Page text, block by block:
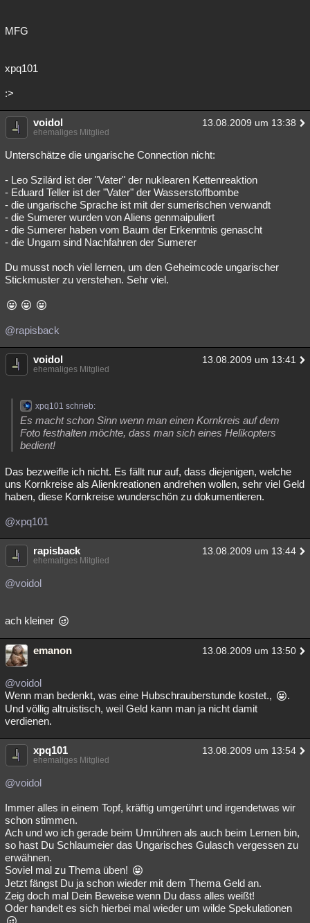
MFG
xpq101
:>
voidol 13.08.2009 um 13:38
ehemaliges Mitglied
Unterschätze die ungarische Connection nicht:
- Leo Szilárd ist der "Vater" der nuklearen Kettenreaktion
- Eduard Teller ist der "Vater" der Wasserstoffbombe
- die ungarische Sprache ist mit der sumerischen verwandt
- die Sumerer wurden von Aliens genmaipuliert
- die Sumerer haben vom Baum der Erkenntnis genascht
- die Ungarn sind Nachfahren der Sumerer
Du musst noch viel lernen, um den Geheimcode ungarischer
Stickmuster zu verstehen. Sehr viel.
@rapisback
voidol 13.08.2009 um 13:41
ehemaliges Mitglied
xpq101 schrieb:
Es macht schon Sinn wenn man einen Kornkreis auf dem
Foto festhalten möchte, dass man sich eines Helikopters
bedient!
Das bezweifle ich nicht. Es fällt nur auf, dass diejenigen, welche
uns Kornkreise als Alienkreationen andrehen wollen, sehr viel Geld
haben, diese Kornkreise wunderschön zu dokumentieren.
@xpq101
rapisback 13.08.2009 um 13:44
ehemaliges Mitglied
@voidol
ach kleiner
emanon 13.08.2009 um 13:50
@voidol
Wenn man bedenkt, was eine Hubschrauberstunde kostet.,
.
Und völlig altruistisch, weil Geld kann man ja nicht damit
verdienen.
xpq101 13.08.2009 um 13:54
ehemaliges Mitglied
@voidol
Immer alles in einem Topf, kräftig umgerührt und irgendetwas wir
schon stimmen.
Ach und wo ich gerade beim Umrühren als auch beim Lernen bin,
so hast Du Schlaumeier das Ungarisches Gulasch vergessen zu
erwähnen.
Soviel mal zu Thema üben!
Jetzt fängst Du ja schon wieder mit dem Thema Geld an.
Zeig doch mal Dein Beweise wenn Du dass alles weißt!
Oder handelt es sich hierbei mal wieder um wilde Spekulationen